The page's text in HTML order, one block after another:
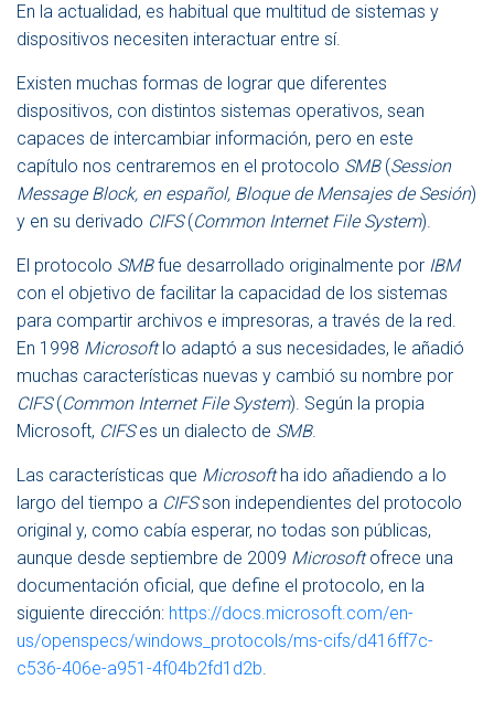
En la actualidad, es habitual que multitud de sistemas y
dispositivos necesiten interactuar entre sí.
Existen muchas formas de lograr que diferentes
dispositivos, con distintos sistemas operativos, sean
capaces de intercambiar información, pero en este
capítulo nos centraremos en el protocolo SMB(Session
Message Block, en español, Bloque de Mensajes de Sesión)
y en su derivado CIFS(Common Internet File System).
El protocolo SMBfue desarrollado originalmente por IBM
con el objetivo de facilitar la capacidad de los sistemas
para compartir archivos e impresoras, a través de la red.
En 1998 Microsoftlo adaptó a sus necesidades, le añadió
muchas características nuevas y cambió su nombre por
CIFS(Common Internet File System). Según la propia
Microsoft, CIFSes un dialecto de SMB.
Las características que Microsoftha ido añadiendo a lo
largo del tiempo a CIFSson independientes del protocolo
original y, como cabía esperar, no todas son públicas,
aunque desde septiembre de 2009 Microsoftofrece una
documentación oficial, que define el protocolo, en la
siguiente dirección: https://docs.microsoft.com/en-
us/openspecs/windows_protocols/ms-cifs/d416ff7c-
c536-406e-a951-4f04b2fd1d2b.